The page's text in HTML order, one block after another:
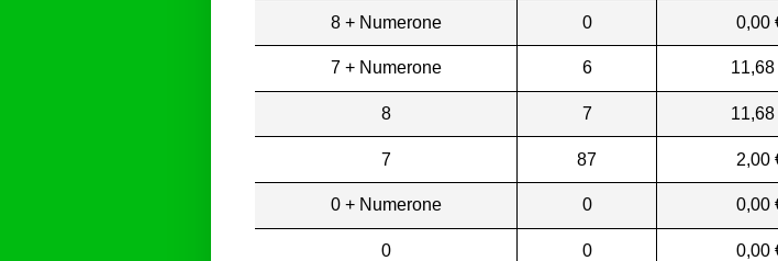
8 + Numerone 0 0,00
7 + Numerone 6 11,68
8 7 11,68
7 87 2,00
0 + Numerone 0 0,00
0 0 0,00